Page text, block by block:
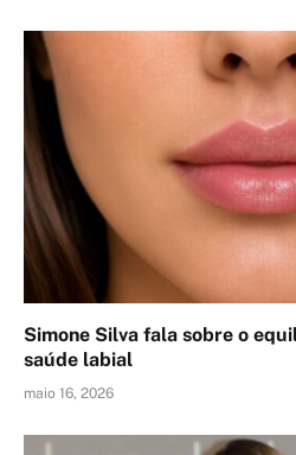
Simone Silva fala sobre o
saúde labial
maio 16, 2026